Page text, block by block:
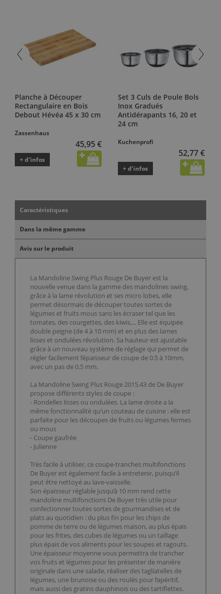
Planche à Découper
Rectangulaire en Bois
Debout Hévéa 45 x 30 cm
Zassenhaus
45,95 €
+ d’infos
Set 3 Culs de Poule Bols
Inox Gradués
Antidérapants 16, 20 et
24 cm
Kuchenprofi
52,77 €
+ d’infos
Caractéristiques
Dans la même gamme
Avis sur le produit
La Mandoline Swing Plus Rouge De Buyer est la
nouvelle venue dans la gamme des mandolines swing,
grâce à la lame révolution et ses micro lobes, elle
permet désormais de découper toutes sortes de
légumes et fruits mous sans les écraser tel que les
tomates, des courgettes, des kiwis,... Elle est équipée
double peigne (de 4 à 10 mm) et en plus des lames
lisses et ondulées révolution. Sa hauteur est ajustable
grâce à un nouveau système de réglage qui permet de
régler facilement l’épaisseur de coupe de 0.5 à 10mm,
avec un pas de 0.5 mm.
La Mandoline Swing Plus Rouge 2015.43 de De Buyer
propose différents styles de coupe :
- Rondelles lisses ou ondulées. La lame droite a la
même fonctionnalité qu’un couteau de cuisine : elle est
parfaite pour les découpes de fruits ou légumes fermes
ou mous
- Coupe gaufrée
- Julienne
Très facile à utiliser, ce coupe-tranches multifonctions
De Buyer est également facile à entretenir, puisqu’il
peut être nettoyé au lave-vaisselle.
Son épaisseur réglable jusqu’à 10 mm rend cette
mandoline multifonctions De Buyer très utile pour
confectionner toutes sortes de gourmandises et de
plats au quotidien : du plus fin pour les chips de
pomme de terre ou de légumes maison, au plus épais
pour les frites, des cubes de légumes ou un taillage
plus épais de vos aliments pour les soupes et ragouts.
Une épaisseur moyenne vous permettra de trancher
vos fruits et légumes pour les présenter de manière
originale dans une salade, réaliser des tagliatelles de
légumes, une brunoise ou des roulés pour l’apéritif,
mais aussi des gratins dauphinois ou des tartiflettes.